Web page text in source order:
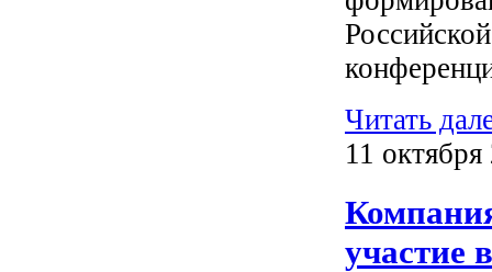
Читать
11 октября
участие